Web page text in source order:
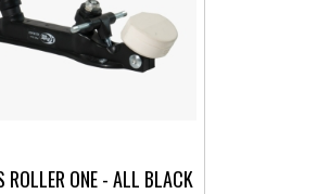
ROLLER ONE - ALL BLACK